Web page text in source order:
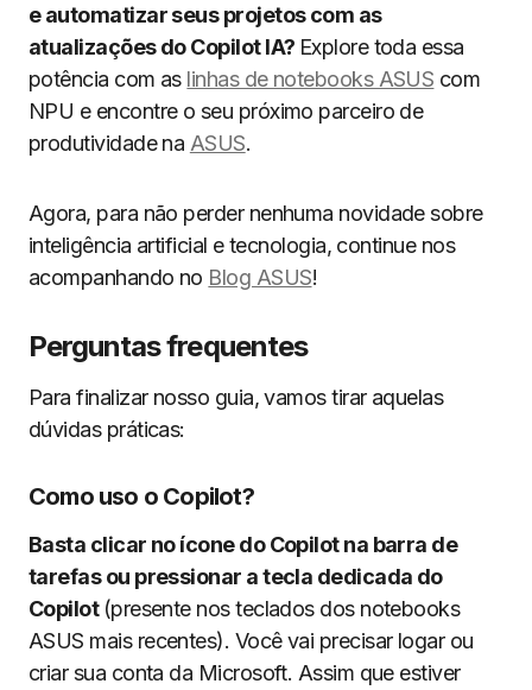
e automatizar seus projetos com as
atualizações do Copilot IA? Explore toda essa
potência com as linhas de notebooks ASUS com
NPU e encontre o seu próximo parceiro de
produtividade na ASUS.
Agora, para não perder nenhuma novidade sobre
inteligência artificial e tecnologia, continue nos
acompanhando no Blog ASUS!
Perguntas frequentes
Para finalizar nosso guia, vamos tirar aquelas
dúvidas práticas:
Como uso o Copilot?
Basta clicar no ícone do Copilot na barra de
tarefas ou pressionar a tecla dedicada do
Copilot (presente nos teclados dos notebooks
ASUS mais recentes). Você vai precisar logar ou
criar sua conta da Microsoft. Assim que estiver